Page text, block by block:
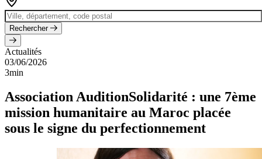
Rechercher
Actualités
03/06/2026
3min
Association AuditionSolidarité : une 7ème
mission humanitaire au Maroc placée
sous le signe du perfectionnement